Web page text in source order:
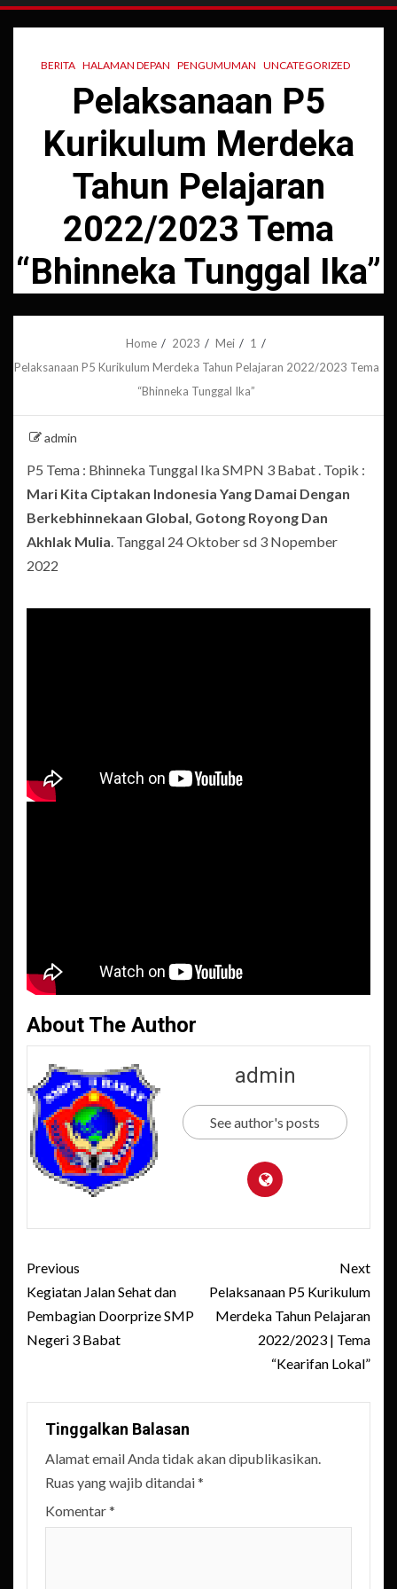
BERITA HALAMAN DEPAN PENGUMUMAN UNCATEGORIZED
Pelaksanaan P5
Kurikulum Merdeka
Tahun Pelajaran
2022/2023 Tema
“Bhinneka Tunggal Ika”
Home 2023 Mei
1
Pelaksanaan P5 Kurikulum Merdeka Tahun Pelajaran 2022/2023 Tema
“Bhinneka Tunggal Ika”
admin
P5 Tema : Bhinneka Tunggal Ika SMPN 3 Babat . Topik :
Mari Kita Ciptakan Indonesia Yang Damai Dengan
Berkebhinnekaan Global, Gotong Royong Dan
Akhlak Mulia. Tanggal 24 Oktober sd 3 Nopember
2022
About The Author
admin
See author's posts
Post
navigation
Previous
Kegiatan Jalan Sehat dan
Pembagian Doorprize SMP
Negeri 3 Babat
Next
Pelaksanaan P5 Kurikulum
Merdeka Tahun Pelajaran
2022/2023 | Tema
“Kearifan Lokal”
Tinggalkan Balasan
Alamat email Anda tidak akan dipublikasikan.
Ruas yang wajib ditandai*
Komentar*